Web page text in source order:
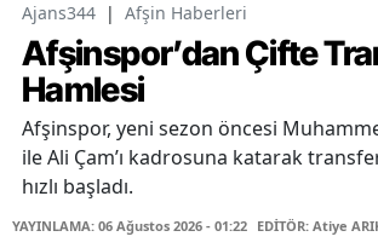
Ajans344 | Afşin Haberleri
Afşinspor’dan Çifte
Hamlesi
Afşinspor, yeni sezon öncesi
ile Ali Çam’ı kadrosuna katarak
hızlı başladı.
YAYINLAMA: 06 Ağustos 2026 - 01:22 EDİTÖR: Atiye